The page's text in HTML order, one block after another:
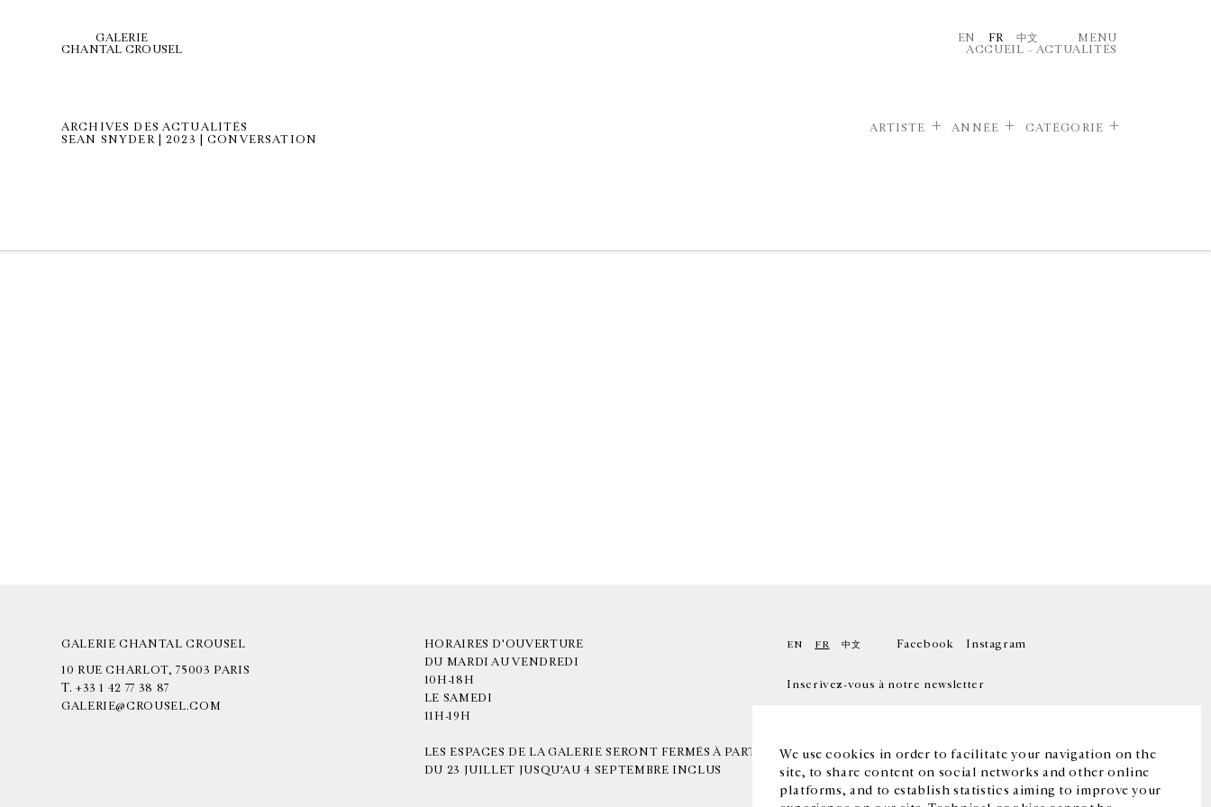
We use cookies in order to facilitate your navigation on the
site, to share content on social networks and other online
platforms, and to establish statistics aiming to improve your
GALERIE
CHANTAL CROUSEL
EN FR 中文
MENU
ACCUEIL – ACTUALITÉS
ARCHIVES DES ACTUALITÉS
SEAN SNYDER | 2023 | CONVERSATION
ARTISTE ANNÉE CATÉGORIE
GALERIE CHANTAL CROUSEL
10 RUE CHARLOT, 75003 PARIS
T. +33 1 42 77 38 87
GALERIE@CROUSEL.COM
HORAIRES D'OUVERTURE
DU MARDI AU VENDREDI
10H-18H
LE SAMEDI
11H-19H
LES ESPACES DE LA GALERIE SERONT FERMÉS À PARTIR
DU 23 JUILLET JUSQU'AU 4 SEPTEMBRE INCLUS
EN FR 中文 Facebook Instagram
Inscrivez-vous à notre newsletter